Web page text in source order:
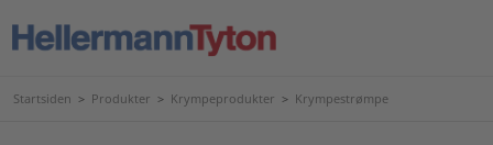
Startsiden > Produkter > Krympeprodukter > Krympestrømpe